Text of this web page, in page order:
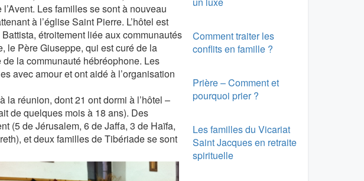
Les familles se sont à nouveau
à l’église Saint Pierre. L’hôtel est
étroitement liée aux communautés
le Père Giuseppe, qui est curé de la
la communauté hébréophone. Les
avec amour et ont aidé à l’organisation
réunion, dont 21 ont dormi à l’hôtel –
de quelques mois à 18 ans). Des
(5 de Jérusalem, 6 de Jaffa, 3 de Haïfa,
et deux familles de Tibériade se sont
Comment traiter les
conflits en famille ?
Prière – Comment et
pourquoi prier ?
Les familles du Vicariat
Saint Jacques en retraite
spirituelle